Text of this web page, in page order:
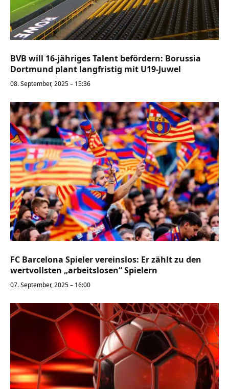
BVB will 16-jähriges Talent befördern: Borussia
Dortmund plant langfristig mit U19-Juwel
08. September, 2025 – 15:36
FC Barcelona Spieler vereinslos: Er zählt zu den
wertvollsten „arbeitslosen“ Spielern
07. September, 2025 – 16:00